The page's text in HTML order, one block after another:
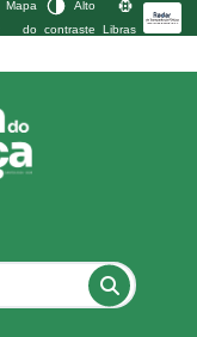
Mapa
do
Alto
contraste
Libras